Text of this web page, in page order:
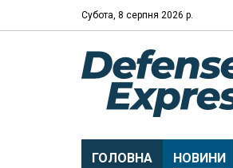
Субота, 8 серпня 2026 р.
ГОЛОВНА НОВИНИ